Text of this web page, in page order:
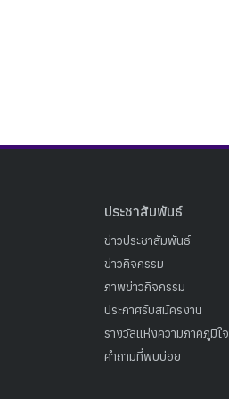
ประชาสัมพันธ์
ข่าวประชาสัมพันธ์
ข่าวกิจกรรม
ภาพข่าวกิจกรรม
ประกาศรับสมัครงาน
รางวัลแห่งความภาคภูมิใจ
คำถามที่พบบ่อย